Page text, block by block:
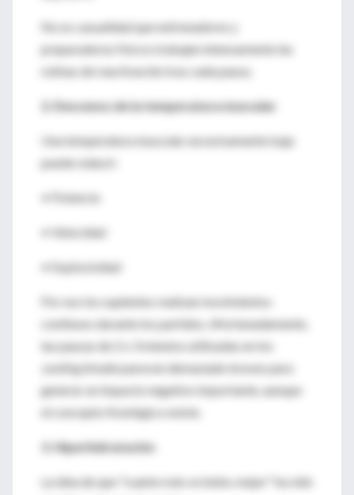
No es casualidad que entrenadores y
preparadores físicos trabajen intensamente las
rutinas de reactivación tras cada pausa.
2. Descenso de la temperatura muscular
Una temperatura muscular excesivamente baja
puede reducir:
• Potencia
• Velocidad
• Explosividad
Por eso los suplentes realizan movimientos
continuos durante los partidos. Afortunadamente,
las pausas de 2 o 3 minutos utilizadas en los
cooling breaksparecen demasiado breves para
generar un impacto negativo importante, aunque
el concepto fisiológico existe.
3. Hiperhidratación
La idea de que "cuanto más se bebe, mejor" ha sido